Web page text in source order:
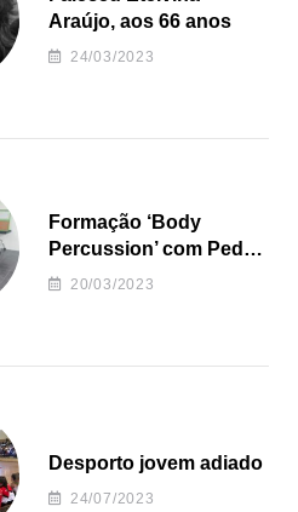
Araújo, aos 66 anos
24/03/2023
Formação ‘Body
Percussion’ com Pedro
Almeida
20/03/2023
Desporto jovem adiado
24/07/2023